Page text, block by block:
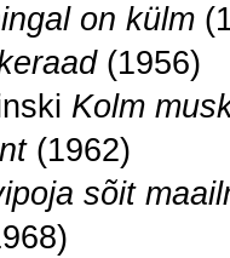
on külm
(1956)
Kolm
(1962)
sõit